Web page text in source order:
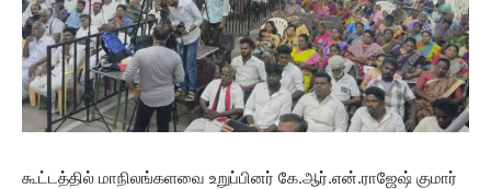
கூட்டத்தில் மாநிலங்களவை உறுப்பினர் கே.ஆர்.என்.ராஜேஷ் குமார்